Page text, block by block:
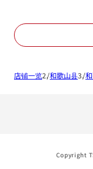
店铺一览 和歌山县
Copyright